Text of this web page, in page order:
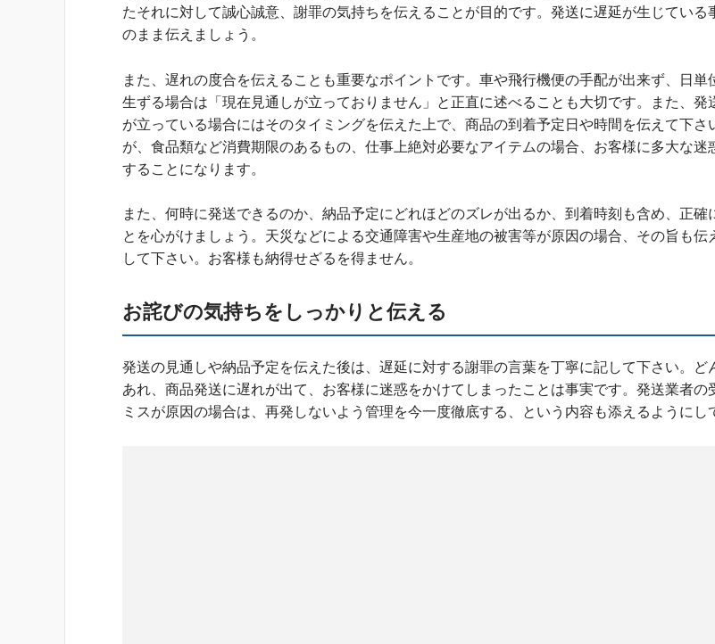
たそれに対して誠心誠意、謝罪の気持ちを伝えることが目的です。発送に遅延が生じている
のまま伝えましょう。
また、遅れの度合を伝えることも重要なポイントです。車や飛行機便の手配が出来ず、日単
生ずる場合は「現在見通しが立っておりません」と正直に述べることも大切です。また、発
が立っている場合にはそのタイミングを伝えた上で、商品の到着予定日や時間を伝えて下さ
が、食品類など消費期限のあるもの、仕事上絶対必要なアイテムの場合、お客様に多大な迷
することになります。
また、何時に発送できるのか、納品予定にどれほどのズレが出るか、到着時刻も含め、正確
とを心がけましょう。天災などによる交通障害や生産地の被害等が原因の場合、その旨も伝
して下さい。お客様も納得せざるを得ません。
お詫びの気持ちをしっかりと伝える
発送の見通しや納品予定を伝えた後は、遅延に対する謝罪の言葉を丁寧に記して下さい。ど
あれ、商品発送に遅れが出て、お客様に迷惑をかけてしまったことは事実です。発送業者の
ミスが原因の場合は、再発しないよう管理を今一度徹底する、という内容も添えるようにし